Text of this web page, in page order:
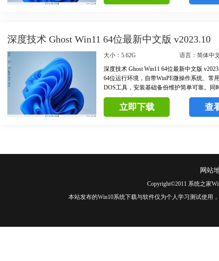
深度技术 Ghost Win11 64位最新中文版 v2023.10
大小：5.62G
语言：简体中
深度技术 Ghost Win11 64位最新中文版
64位运行环境，自带WinPE微操作系统、常
DOS工具，安装基础备份维护简单可靠。同
进的资源管理器功能，可以监测后台操作程
机的性能和稳定性。
立即下载 查
网站
Copyright©2011 系统之家
本站发布的Win10系统下载与软件仅为个人学习测试使用